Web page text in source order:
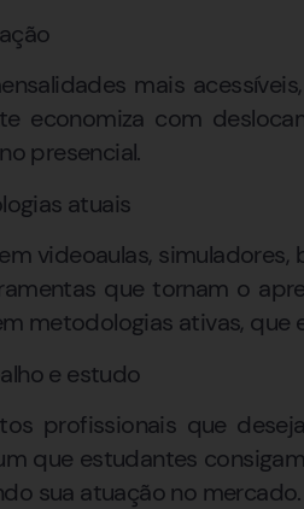
mais
economiza com
presencial.
atuais
videoaulas,
que tornam o
metodologias ativas,
e estudo
profissionais que
que estudantes
sua atuação no mercado.